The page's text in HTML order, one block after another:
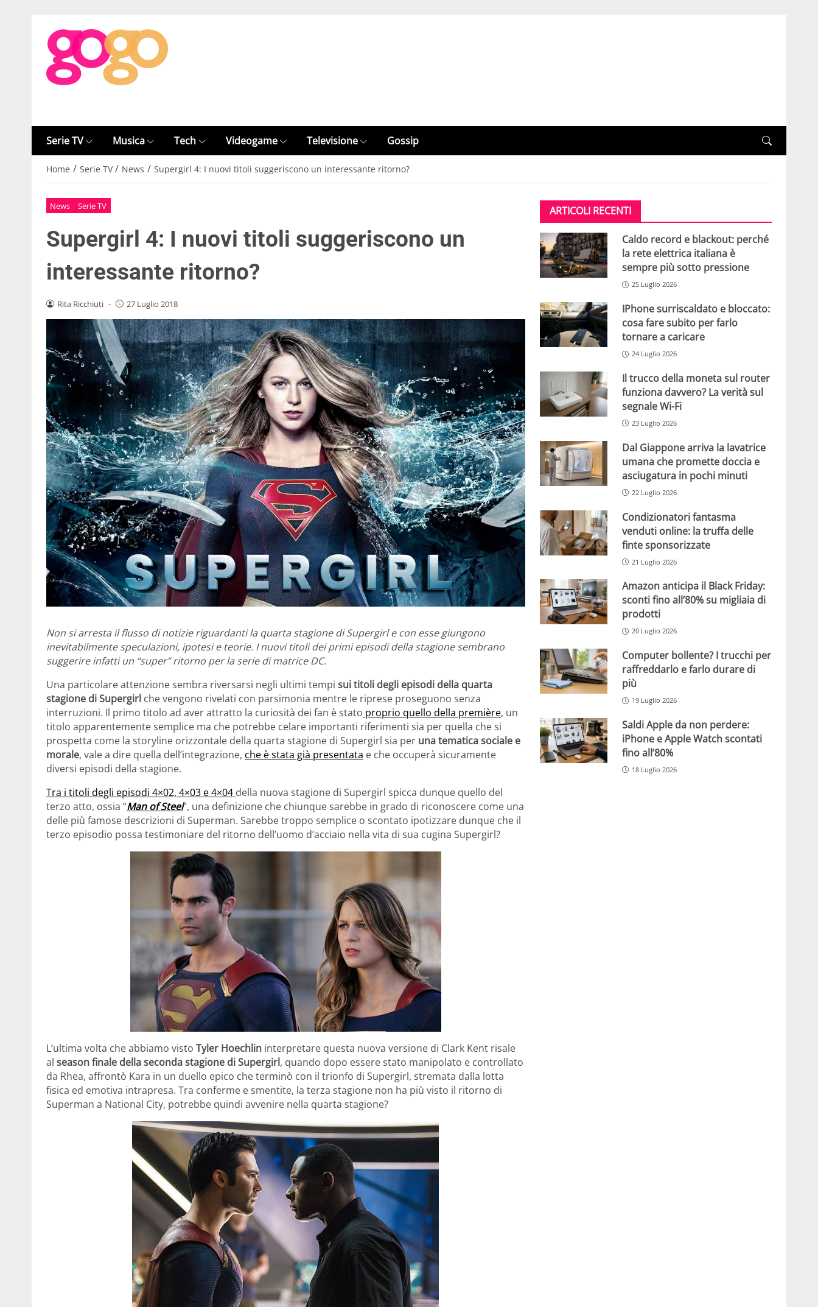
Serie TV Musica Tech Videogame Televisione Gossip
Home / Serie TV / News / Supergirl 4: I nuovi titoli suggeriscono un interessante ritorno?
News Serie TV
Supergirl 4: I nuovi titoli suggeriscono un
interessante ritorno?
Rita Ricchiuti - 27 Luglio 2018
Non si arresta il flusso di notizie riguardanti la quarta stagione di Supergirl e con esse giungono
inevitabilmente speculazioni, ipotesi e teorie. I nuovi titoli dei primi episodi della stagione sembrano
suggerire infatti un “super” ritorno per la serie di matrice DC.
Una particolare attenzione sembra riversarsi negli ultimi tempi sui titoli degli episodi della quarta
stagione di Supergirl che vengono rivelati con parsimonia mentre le riprese proseguono senza
interruzioni. Il primo titolo ad aver attratto la curiosità dei fan è stato proprio quello della première, un
titolo apparentemente semplice ma che potrebbe celare importanti riferimenti sia per quella che si
prospetta come la storyline orizzontale della quarta stagione di Supergirl sia per una tematica sociale e
morale, vale a dire quella dell’integrazione, che è stata già presentata e che occuperà sicuramente
diversi episodi della stagione.
Tra i titoli degli episodi 4×02, 4×03 e 4×04 della nuova stagione di Supergirl spicca dunque quello del
terzo atto, ossia “Man of Steel”, una definizione che chiunque sarebbe in grado di riconoscere come una
delle più famose descrizioni di Superman. Sarebbe troppo semplice o scontato ipotizzare dunque che il
terzo episodio possa testimoniare del ritorno dell’uomo d’acciaio nella vita di sua cugina Supergirl?
L’ultima volta che abbiamo visto Tyler Hoechlin interpretare questa nuova versione di Clark Kent risale
al season finale della seconda stagione di Supergirl, quando dopo essere stato manipolato e controllato
da Rhea, affrontò Kara in un duello epico che terminò con il trionfo di Supergirl, stremata dalla lotta
fisica ed emotiva intrapresa. Tra conferme e smentite, la terza stagione non ha più visto il ritorno di
Superman a National City, potrebbe quindi avvenire nella quarta stagione?
ARTICOLI RECENTI
Caldo record e blackout: perché
la rete elettrica italiana è
sempre più sotto pressione
25 Luglio 2026
IPhone surriscaldato e bloccato:
cosa fare subito per farlo
tornare a caricare
24 Luglio 2026
Il trucco della moneta sul router
funziona davvero? La verità sul
segnale Wi-Fi
23 Luglio 2026
Dal Giappone arriva la lavatrice
umana che promette doccia e
asciugatura in pochi minuti
22 Luglio 2026
Condizionatori fantasma
venduti online: la truffa delle
finte sponsorizzate
21 Luglio 2026
Amazon anticipa il Black Friday:
sconti fino all’80% su migliaia di
prodotti
20 Luglio 2026
Computer bollente? I trucchi per
raffreddarlo e farlo durare di
più
19 Luglio 2026
Saldi Apple da non perdere:
iPhone e Apple Watch scontati
fino all’80%
18 Luglio 2026